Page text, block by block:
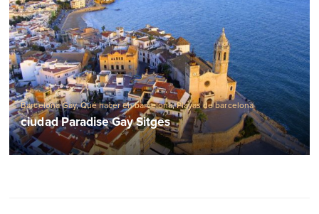
Barcelona Gay,Qué hacer en barcelona,Playas de barcelona
ciudad Paradise Gay Sitges